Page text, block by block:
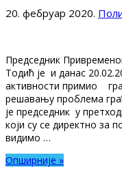
20. фебруар 2020.
Председник
Тодић је и данас
активности примио
решавању проблема
је председник у
који су се директно за
видимо …
Опширније »